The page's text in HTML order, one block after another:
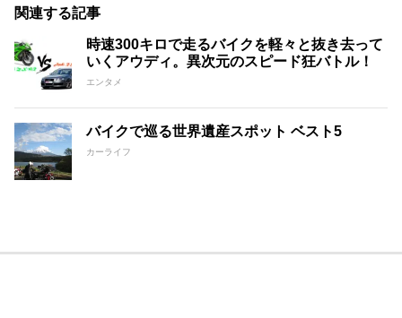
関連する記事
時速300キロで走るバイクを軽々と抜き去って
いくアウディ。異次元のスピード狂バトル！
エンタメ
バイクで巡る世界遺産スポット ベスト5
カーライフ